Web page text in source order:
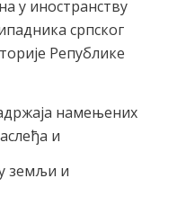
у иностранству
српског
Републике
намењених
и
земљи и